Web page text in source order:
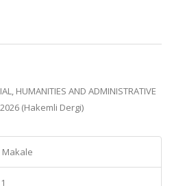
HUMANITIES AND ADMINISTRATIVE
(Hakemli Dergi)
Makale
1